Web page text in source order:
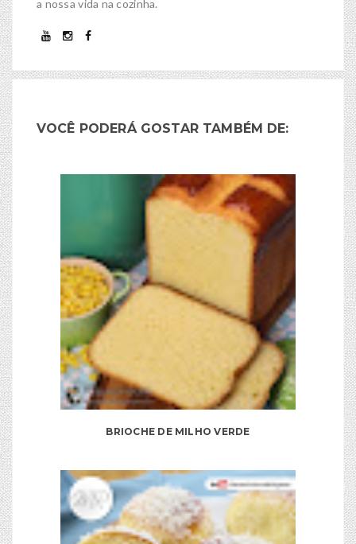
a nossa vida na cozinha.
VOCÊ PODERÁ GOSTAR TAMBÉM DE:
BRIOCHE DE MILHO VERDE